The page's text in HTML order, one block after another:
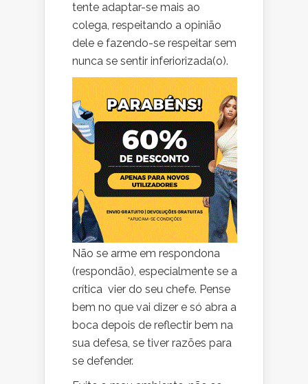
tente adaptar-se mais ao
colega, respeitando a opinião
dele e fazendo-se respeitar sem
nunca se sentir inferiorizada(o).
Não se arme em respondona
(respondão), especialmente se a
crítica vier do seu chefe. Pense
bem no que vai dizer e só abra a
boca depois de reflectir bem na
sua defesa, se tiver razões para
se defender.